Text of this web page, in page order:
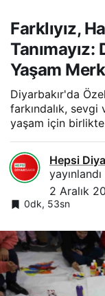
Farklıyız,
Tanımayız:
Yaşam
Diyarbakır'da
farkındalık, sevgi
yaşam için
Hepsi
yayınlandı
2 Aralık
0dk, 53sn